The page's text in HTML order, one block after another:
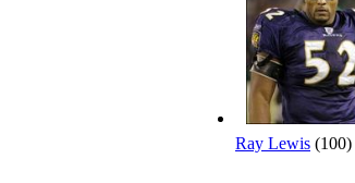
Ray Lewis (100)